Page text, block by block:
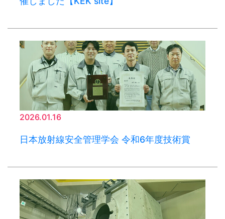
2026.01.16
日本放射線安全管理学会 令和6年度技術賞